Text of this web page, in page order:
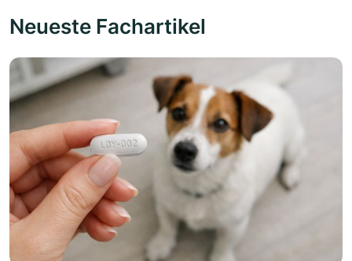
Neueste Fachartikel